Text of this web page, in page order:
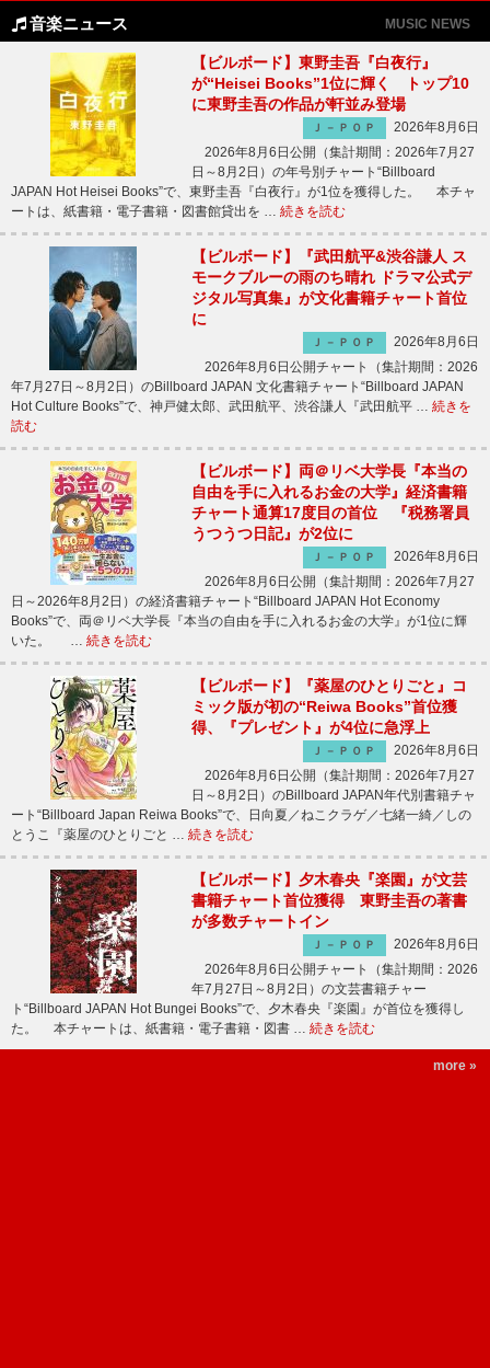
音楽ニュース MUSIC NEWS
【ビルボード】東野圭吾『白夜行』
が“Heisei Books”1位に輝く トップ10
に東野圭吾の作品が軒並み登場
Ｊ－ＰＯＰ
2026年8月6日
2026年8月6日公開（集計期間：2026年7月27
日～8月2日）の年号別チャート“Billboard
JAPAN Hot Heisei Books”で、東野圭吾『白夜行』が1位を獲得した。 本チャ
ートは、紙書籍・電子書籍・図書館貸出を … 続きを読む
【ビルボード】『武田航平&渋谷謙人 ス
モークブルーの雨のち晴れ ドラマ公式デ
ジタル写真集』が文化書籍チャート首位
に
Ｊ－ＰＯＰ
2026年8月6日
2026年8月6日公開チャート（集計期間：2026
年7月27日～8月2日）のBillboard JAPAN 文化書籍チャート“Billboard JAPAN
Hot Culture Books”で、神戸健太郎、武田航平、渋谷謙人『武田航平 … 続きを
読む
【ビルボード】両＠リベ大学長『本当の
自由を手に入れるお金の大学』経済書籍
チャート通算17度目の首位 『税務署員
うつうつ日記』が2位に
Ｊ－ＰＯＰ
2026年8月6日
2026年8月6日公開（集計期間：2026年7月27
日～2026年8月2日）の経済書籍チャート“Billboard JAPAN Hot Economy
Books”で、両＠リベ大学長『本当の自由を手に入れるお金の大学』が1位に輝
いた。 … 続きを読む
【ビルボード】『薬屋のひとりごと』コ
ミック版が初の“Reiwa Books”首位獲
得、『プレゼント』が4位に急浮上
Ｊ－ＰＯＰ
2026年8月6日
2026年8月6日公開（集計期間：2026年7月27
日～8月2日）のBillboard JAPAN年代別書籍チャ
ート“Billboard Japan Reiwa Books”で、日向夏／ねこクラゲ／七緒一綺／しの
とうこ『薬屋のひとりごと … 続きを読む
【ビルボード】夕木春央『楽園』が文芸
書籍チャート首位獲得 東野圭吾の著書
が多数チャートイン
Ｊ－ＰＯＰ
2026年8月6日
2026年8月6日公開チャート（集計期間：2026
年7月27日～8月2日）の文芸書籍チャー
ト“Billboard JAPAN Hot Bungei Books”で、夕木春央『楽園』が首位を獲得し
た。 本チャートは、紙書籍・電子書籍・図書 … 続きを読む
more »